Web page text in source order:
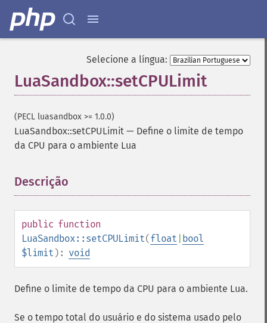
Selecione a língua:
LuaSandbox::setCPULimit
(PECL luasandbox >= 1.0.0)
LuaSandbox::setCPULimit — Define o limite de tempo
da CPU para o ambiente Lua
Descrição
public function
LuaSandbox::setCPULimit(float bool
$limit ): void
Define o limite de tempo da CPU para o ambiente Lua.
Se o tempo total do usuário e do sistema usado pelo